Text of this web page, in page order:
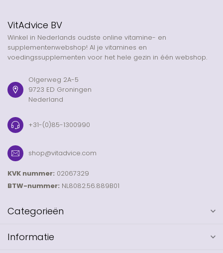
VitAdvice BV
Winkel in Nederlands oudste online vitamine- en
supplementenwebshop! Al je vitamines en
voedingssupplementen voor het hele gezin in één webshop.
Olgerweg 2A-5
9723 ED Groningen
Nederland
+31-(0)85-1300990
shop@vitadvice.com
KVK nummer: 02067329
BTW-nummer: NL8082.56.889B01
Categorieën
Informatie